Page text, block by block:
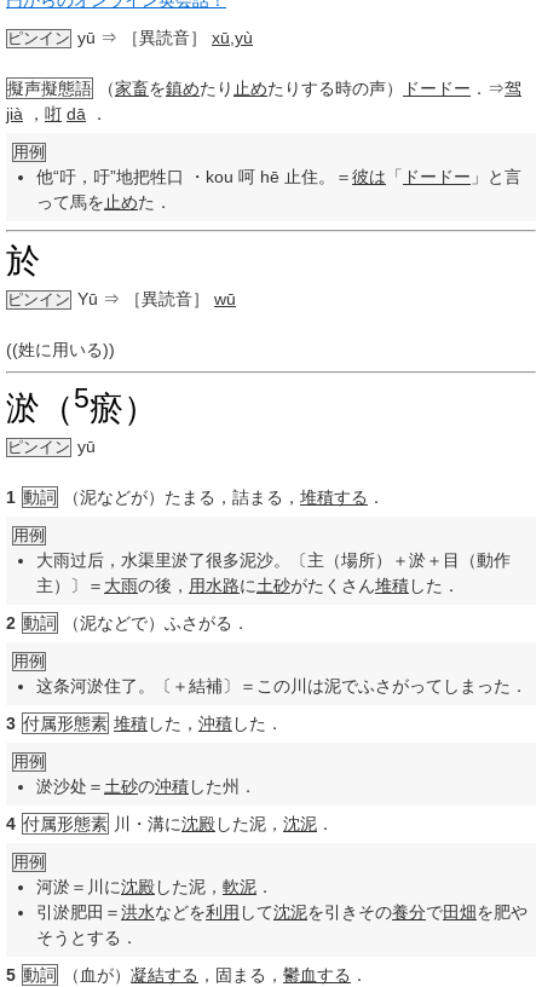
ピンイン yū ⇒ ［異読音］ xū yù
擬声擬態語 （家畜を鎮めたり 止めたりする時の声） ドードー ．⇒驾
jià ， 咑 dā ．
用例
他“吁，吁”地把牲口 ・kou 呵 hē 止住。＝彼は 「 ドードー 」と言
って馬を 止めた．
於
ピンイン Yū ⇒ ［異読音］ wū
((姓に用いる))
淤（5瘀）
ピンイン yū
1 動詞 （泥などが）たまる，詰まる， 堆積する ．
用例
大雨过后，水渠里淤了很多泥沙。〔主（場所）＋淤＋目（動作
主）〕＝ 大雨の後， 用水路に土砂がたくさん堆積した．
2 動詞 （泥などで）ふさがる．
用例
这条河淤住了。〔＋結補〕＝この川は泥でふさがってしまった．
3 付属形態素 堆積した， 沖積した．
用例
淤沙处＝土砂の沖積した州．
4 付属形態素 川・溝に沈殿した泥， 沈泥 ．
用例
河淤＝川に沈殿した泥， 軟泥 ．
引淤肥田＝洪水などを利用 して沈泥を引きその養分で田畑を肥や
そうとする．
5 動詞 （血が） 凝結する ，固まる， 鬱血する ．